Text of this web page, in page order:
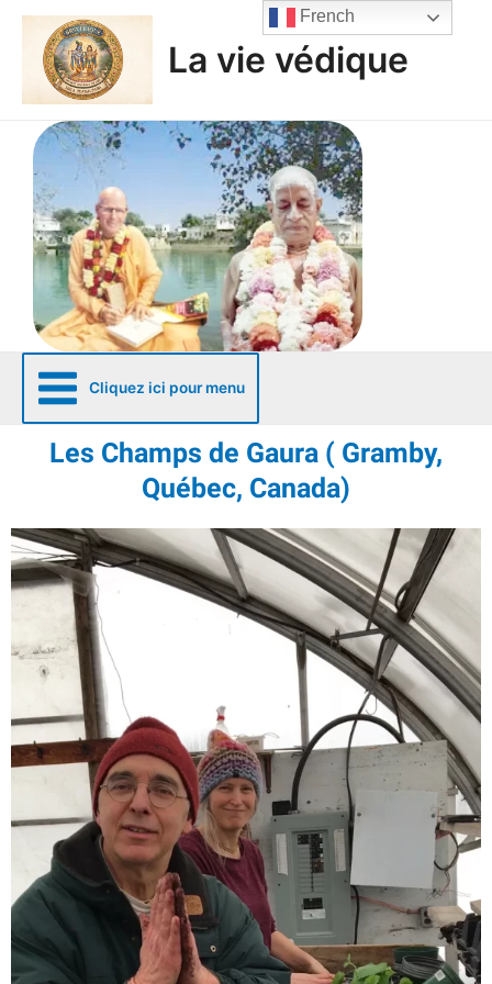
contenu
La vie védique
Cliquez ici pour menu
Les Champs de Gaura ( Gramby,
Québec, Canada)
French